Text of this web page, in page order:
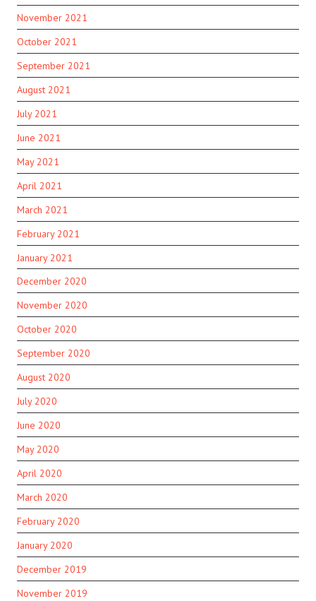
November 2021
October 2021
September 2021
August 2021
July 2021
June 2021
May 2021
April 2021
March 2021
February 2021
January 2021
December 2020
November 2020
October 2020
September 2020
August 2020
July 2020
June 2020
May 2020
April 2020
March 2020
February 2020
January 2020
December 2019
November 2019